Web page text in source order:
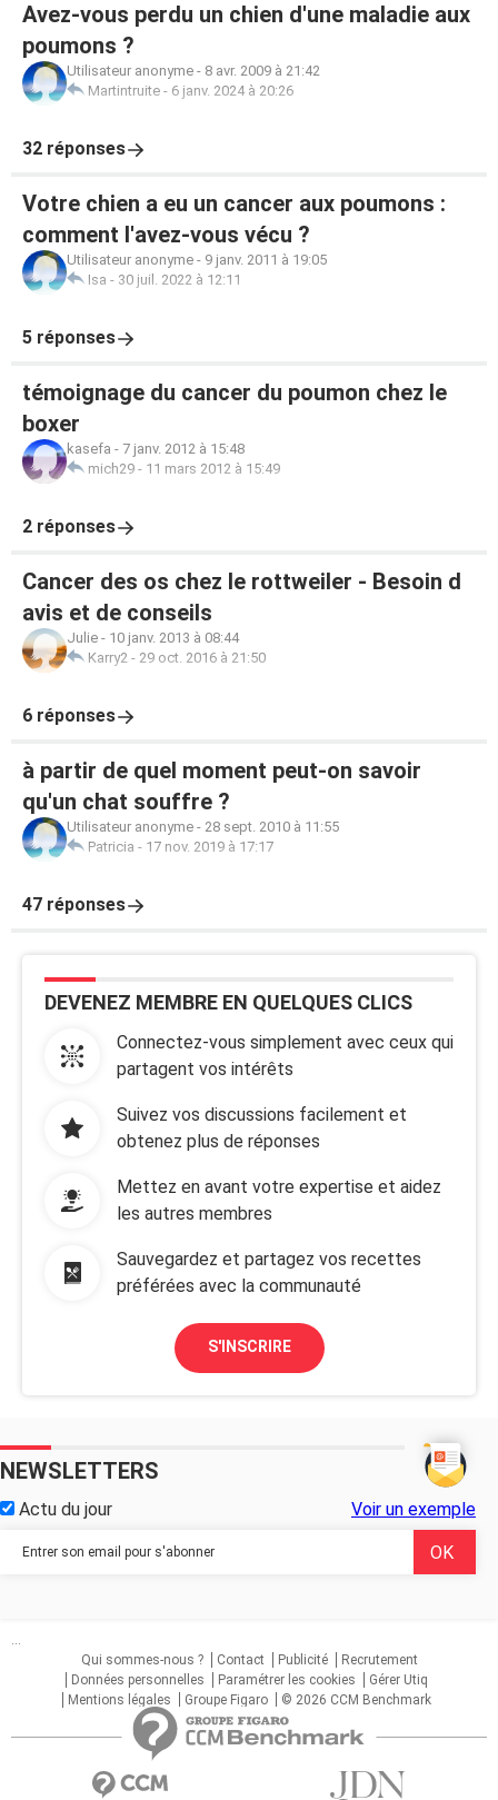
Avez-vous perdu un chien d'une maladie aux
poumons ?
Utilisateur anonyme - 8 avr. 2009 à 21:42
Martintruite - 6 janv. 2024 à 20:26
32 réponses
Votre chien a eu un cancer aux poumons :
comment l'avez-vous vécu ?
Utilisateur anonyme - 9 janv. 2011 à 19:05
Isa - 30 juil. 2022 à 12:11
5 réponses
témoignage du cancer du poumon chez le
boxer
kasefa - 7 janv. 2012 à 15:48
mich29 - 11 mars 2012 à 15:49
2 réponses
Cancer des os chez le rottweiler - Besoin d
avis et de conseils
Julie - 10 janv. 2013 à 08:44
Karry2 - 29 oct. 2016 à 21:50
6 réponses
à partir de quel moment peut-on savoir
qu'un chat souffre ?
Utilisateur anonyme - 28 sept. 2010 à 11:55
Patricia - 17 nov. 2019 à 17:17
47 réponses
DEVENEZ MEMBRE EN QUELQUES CLICS
Connectez-vous simplement avec ceux qui
partagent vos intérêts
Suivez vos discussions facilement et
obtenez plus de réponses
Mettez en avant votre expertise et aidez
les autres membres
Sauvegardez et partagez vos recettes
préférées avec la communauté
S'INSCRIRE
NEWSLETTERS
Actu du jour Voir un exemple
...
Qui sommes-nous ?
Contact Publicité
Recrutement
Données personnelles
Paramétrer les cookies
Gérer Utiq
Mentions légales
Groupe Figaro © 2026 CCM Benchmark